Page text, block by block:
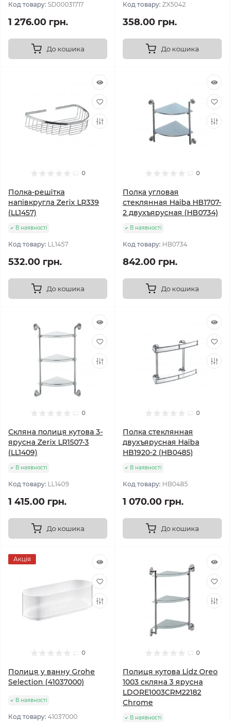
Код товару: SD00031717
1 276.00 грн.
До кошика
Код товару: ZX5042
358.00 грн.
До кошика
0
Полка-решітка
напівкругла Zerix LR339
(LL1457)
В наявності
Код товару: LL1457
532.00 грн.
До кошика
0
Полка угловая
стеклянная Haiba HB1707-
2 двухъярусная (HB0734)
В наявності
Код товару: HB0734
842.00 грн.
До кошика
0
Скляна полиця кутова 3-
ярусна Zerix LR1507-3
(LL1409)
В наявності
Код товару: LL1409
1 415.00 грн.
До кошика
0
Полка стеклянная
двухъярусная Haiba
HB1920-2 (HB0485)
В наявності
Код товару: HB0485
1 070.00 грн.
До кошика
Акція
0
Полиця у ванну Grohe
Selection (41037000)
В наявності
Код товару: 41037000
0
Полиця кутова Lidz Oreo
1003 скляна 3 ярусна
LDORE1003CRM22182
Chrome
В наявності